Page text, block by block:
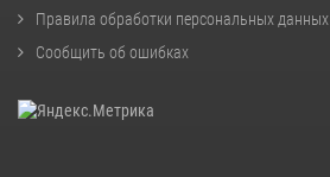
Правила обработки персональных данных
Сообщить об ошибках